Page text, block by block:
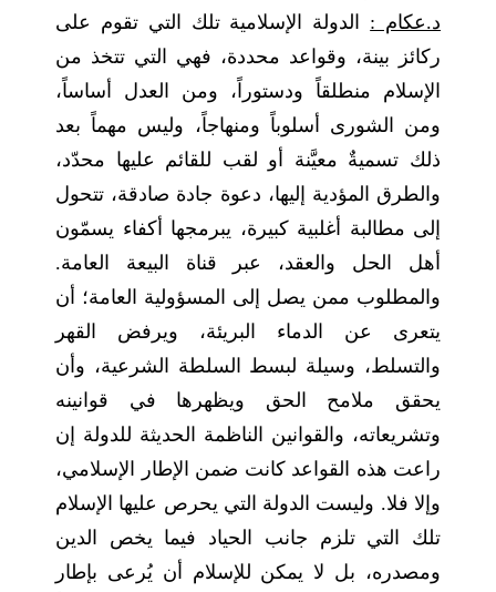
د.عكام : الدولة الإسلامية تلك التي تقوم على
ركائز بينة، وقواعد محددة، فهي التي تتخذ من
الإسلام منطلقاً ودستوراً، ومن العدل أساساً،
ومن الشورى أسلوباً ومنهاجاً، وليس مهماً بعد
ذلك تسميةٌ معيَّنة أو لقب للقائم عليها محدّد،
والطرق المؤدية إليها، دعوة جادة صادقة، تتحول
إلى مطالبة أغلبية كبيرة، يبرمجها أكفاء يسمّون
أهل الحل والعقد، عبر قناة البيعة العامة.
والمطلوب ممن يصل إلى المسؤولية العامة؛ أن
يتعرى عن الدماء البريئة، ويرفض القهر
والتسلط، وسيلة لبسط السلطة الشرعية، وأن
يحقق ملامح الحق ويظهرها في قوانينه
وتشريعاته، والقوانين الناظمة الحديثة للدولة إن
راعت هذه القواعد كانت ضمن الإطار الإسلامي،
وإلا فلا. وليست الدولة التي يحرص عليها الإسلام
تلك التي تلزم جانب الحياد فيما يخص الدين
ومصدره، بل لا يمكن للإسلام أن يُرعى بإطار